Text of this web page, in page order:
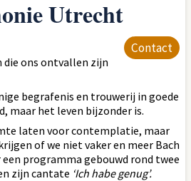
Utrecht
Contact
ons ontvallen zijn
begrafenis en trouwerij in goede
maar het leven bijzonder is.
laten voor contemplatie, maar
of we niet vaker en meer Bach
programma gebouwd rond twee
zijn cantate ‘Ich habe genug’.